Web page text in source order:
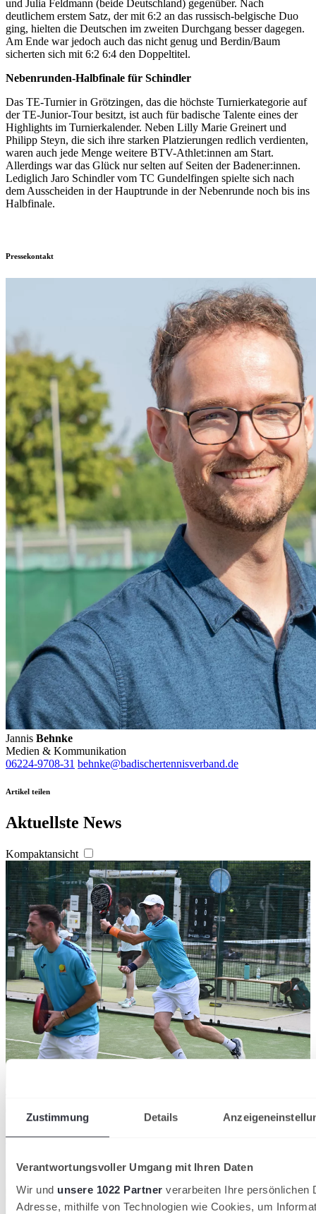
Zustimmung Details
Verantwortungsvoller Umgang mit Ihren Daten
Wir und unsere 1022 Partner verarbeiten Ihre persönlichen
Adresse, mithilfe von Technologien wie Cookies, um
und Julia Feldmann (beide Deutschland) gegenüber. Nach
deutlichem erstem Satz, der mit 6:2 an das russisch-belgische Duo
ging, hielten die Deutschen im zweiten Durchgang besser dagegen.
Am Ende war jedoch auch das nicht genug und Berdin/Baum
sicherten sich mit 6:2 6:4 den Doppeltitel.
Nebenrunden-Halbfinale für Schindler
Das TE-Turnier in Grötzingen, das die höchste Turnierkategorie auf
der TE-Junior-Tour besitzt, ist auch für badische Talente eines der
Highlights im Turnierkalender. Neben Lilly Marie Greinert und
Philipp Steyn, die sich ihre starken Platzierungen redlich verdienten,
waren auch jede Menge weitere BTV-Athlet:innen am Start.
Allerdings war das Glück nur selten auf Seiten der Badener:innen.
Lediglich Jaro Schindler vom TC Gundelfingen spielte sich nach
dem Ausscheiden in der Hauptrunde in der Nebenrunde noch bis ins
Halbfinale.
Pressekontakt
Jannis Behnke
Medien & Kommunikation
06224-9708-31 behnke@badischertennisverband.de
Artikel teilen
Aktuellste News
Kompaktansicht
03/08/2026
Badische Padel-Titel in Grötzingen vergeben
Badischer Tennisverband